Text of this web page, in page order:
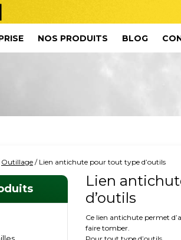
NOS PRODUITS BLOG
Outillage / Lien antichute pour tout type d’outils
Lien
d’outils
Ce lien antichute permet
faire tomber.